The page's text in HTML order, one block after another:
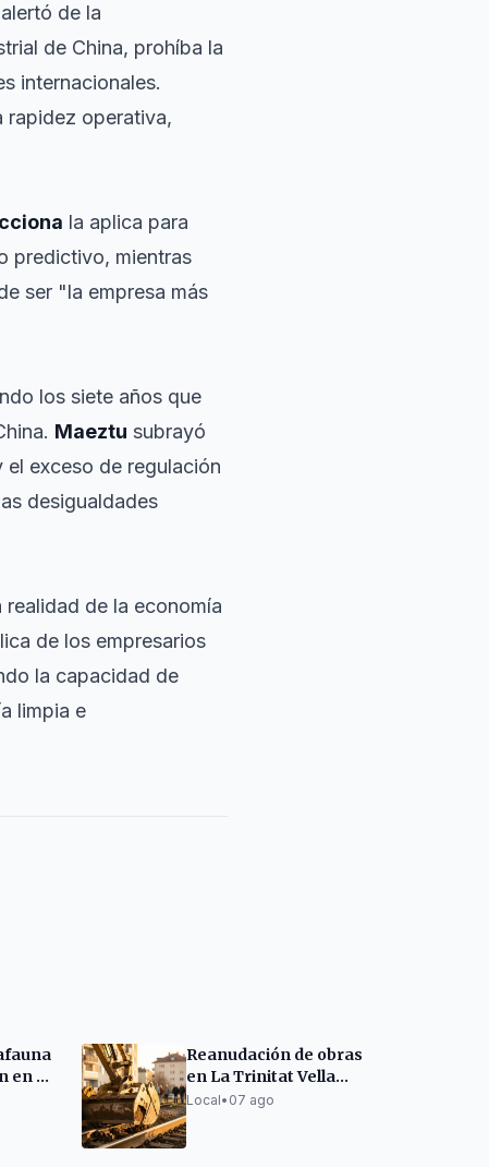
alertó de la
de China, prohíba la
internacionales.
rapidez operativa,
la aplica para
predictivo, mientras
ser "la empresa más
los siete años que
Maeztu subrayó
exceso de regulación
desigualdades
de la economía
de los empresarios
la capacidad de
limpia e
en el
Reanudación de obras
en La Trinitat Vella
con medidas anti-
Local• 07 ago